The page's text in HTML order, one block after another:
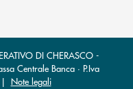
DI CHERASCO -
Centrale Banca · P.Iva
Note legali